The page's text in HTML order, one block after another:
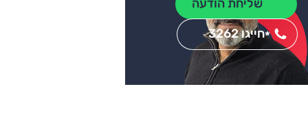
שליחת הודעה
חייגו 3262*